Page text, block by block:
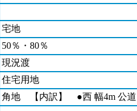
宅地
50％・80％
現況渡
住宅用地
角地 【内訳】 ●西 幅4m 公